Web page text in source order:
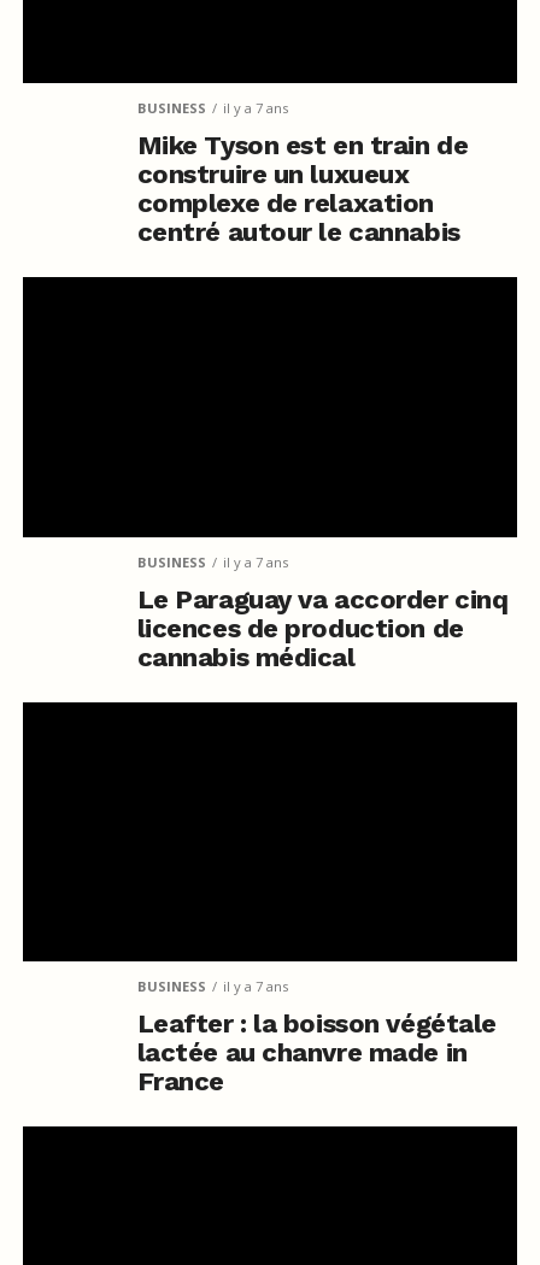
BUSINESS il y a 7 ans
Mike Tyson est en train de
construire un luxueux
complexe de relaxation
centré autour le cannabis
BUSINESS il y a 7 ans
Le Paraguay va accorder cinq
licences de production de
cannabis médical
BUSINESS il y a 7 ans
Leafter : la boisson végétale
lactée au chanvre made in
France